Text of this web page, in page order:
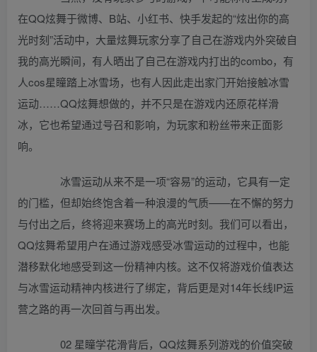
在QQ炫舞于微博、B站、小红书、快手发起的“炫出你的高
光时刻”活动中，大量炫舞玩家分享了自己在游戏内外突破自
我的高光瞬间，有人晒出了自己在游戏内打出的combo，有
人cos星瞳踏上冰雪场，也有人因此走出家门开始接触冰雪
运动……QQ炫舞想做的，并不只是在游戏内还原花样滑
冰，它也希望通过号召和影响，为玩家和粉丝带来正面影
响。
冰雪运动从来不是一项“容易”的运动，它具有一定
的门槛，但却始终饱含着一种浪漫的气质——在不懈的努力
与付出之后，终将迎来赛场上的高光时刻。我们可以看出，
QQ炫舞希望用户在通过游戏感受冰雪运动的过程中，也能
潜移默化地感受到这一份精神内核。这不仅将游戏价值表达
与冰雪运动精神内核进行了绑定，背后更是对14年长线IP运
营之路的再一次回首与再出发。
02 星瞳学花滑背后，QQ炫舞系列游戏的价值突破